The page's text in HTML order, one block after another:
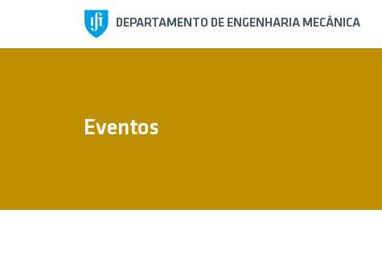
DEPARTAMENTO DE ENGENHARIA MECÂNICA
Eventos